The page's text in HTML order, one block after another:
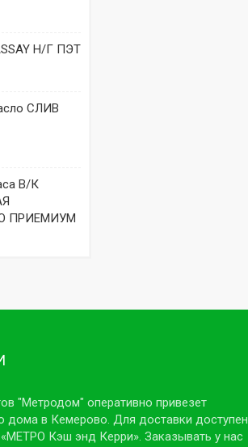
Н/Г ПЭТ
СЛИВ
В/К
ПРИЕМИУМ
"Метродом" оперативно привезет
дома в Кемерово. Для доставки доступен
Кэш энд Керри». Заказывать у нас